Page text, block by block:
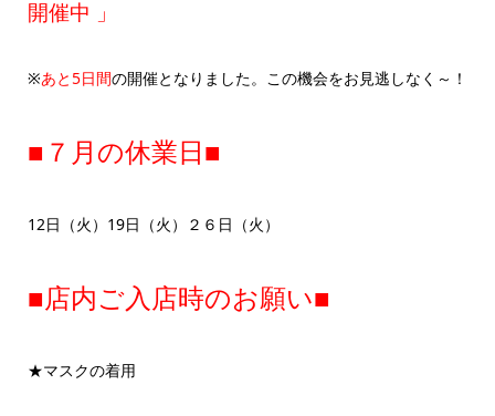
開催中 」
※あと5日間の開催となりました。この機会をお見逃しなく～！
■７月の休業日■
12日（火）19日（火）２６日（火）
■店内ご入店時のお願い■
★マスクの着用